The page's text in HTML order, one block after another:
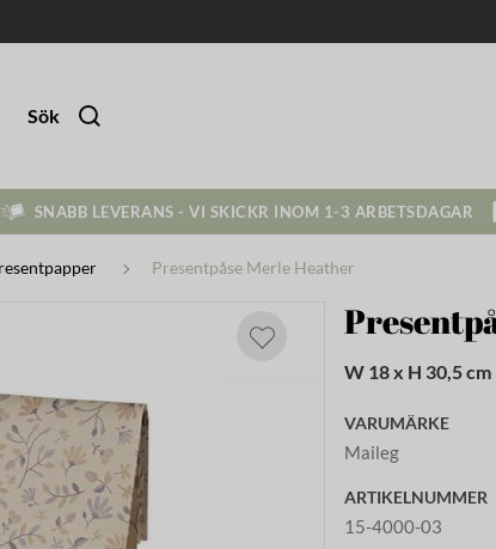
Sök
SNABB LEVERANS - VI SKICKR INOM 1-3 ARBETSDAGAR
Presentpåse Merle Heather
W 18 x H 30,5 cm
VARUMÄRKE
Maileg
ARTIKELNUMMER
15-4000-03